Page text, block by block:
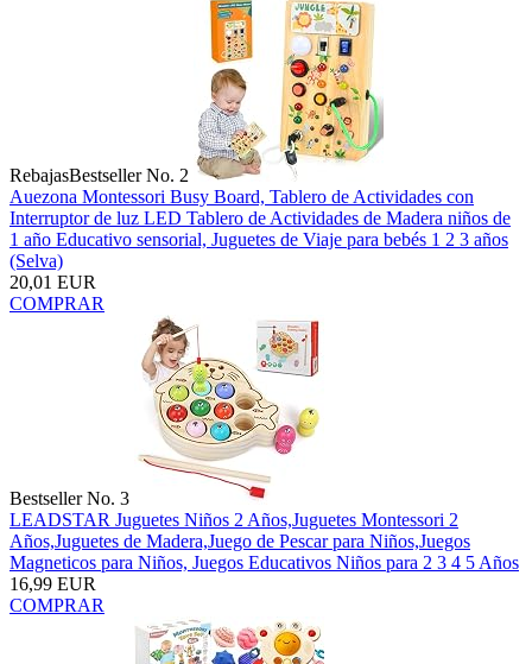
RebajasBestseller No. 2
Auezona Montessori Busy Board, Tablero de Actividades con
Interruptor de luz LED Tablero de Actividades de Madera niños de
1 año Educativo sensorial, Juguetes de Viaje para bebés 1 2 3 años
(Selva)
20,01 EUR
COMPRAR
Bestseller No. 3
LEADSTAR Juguetes Niños 2 Años,Juguetes Montessori 2
Años,Juguetes de Madera,Juego de Pescar para Niños,Juegos
Magneticos para Niños, Juegos Educativos Niños para 2 3 4 5 Años
16,99 EUR
COMPRAR